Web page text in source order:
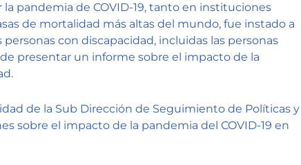
pandemia de COVID-19, tanto en instituciones
de mortalidad más altas del mundo, fue instado a
con discapacidad, incluidas las personas
presentar un informe sobre el impacto de la
de la Sub Dirección de Seguimiento de Políticas y
sobre el impacto de la pandemia del COVID-19 en